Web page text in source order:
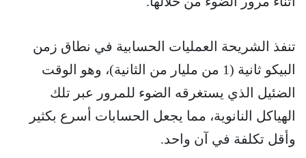
تنفذ الشريحة العمليات الحسابية في نطاق زمن
البيكو ثانية (1 من مليار من الثانية)، وهو الوقت
الضئيل الذي يستغرقه الضوء للمرور عبر تلك
الهياكل النانوية، مما يجعل الحسابات أسرع بكثير
وأقل تكلفة في آن واحد.